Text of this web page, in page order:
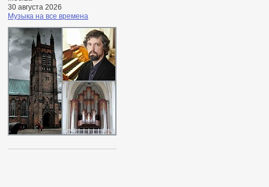
30 августа 2026
Музыка на все времена